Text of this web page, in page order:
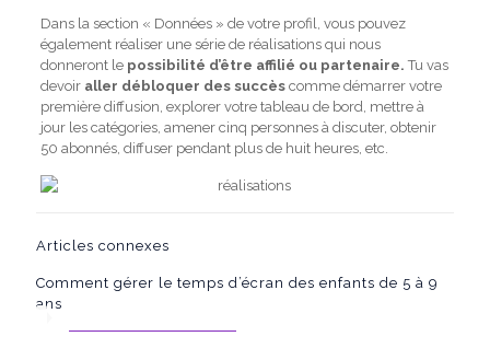
Dans la section « Données » de votre profil, vous pouvez
également réaliser une série de réalisations qui nous
donneront le possibilité d’être affilié ou partenaire. Tu vas
devoiraller débloquer des succèscomme démarrer votre
première diffusion, explorer votre tableau de bord, mettre à
jour les catégories, amener cinq personnes à discuter, obtenir
50 abonnés, diffuser pendant plus de huit heures, etc.
Articles connexes
Comment gérer le temps d’écran des enfants de 5 à 9
ans